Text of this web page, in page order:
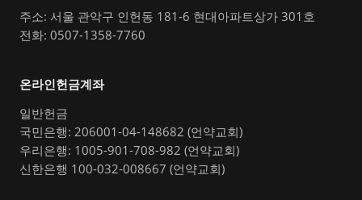
주소: 서울 관악구 인헌동 181-6 현대아파트상가 301호
전화: 0507-1358-7760
온라인헌금계좌
일반헌금
국민은행: 206001-04-148682 (언약교회)
우리은행: 1005-901-708-982 (언약교회)
신한은행 100-032-008667 (언약교회)